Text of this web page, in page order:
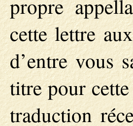
propre
cette lettre
d’entre vous
titre pour
traduction